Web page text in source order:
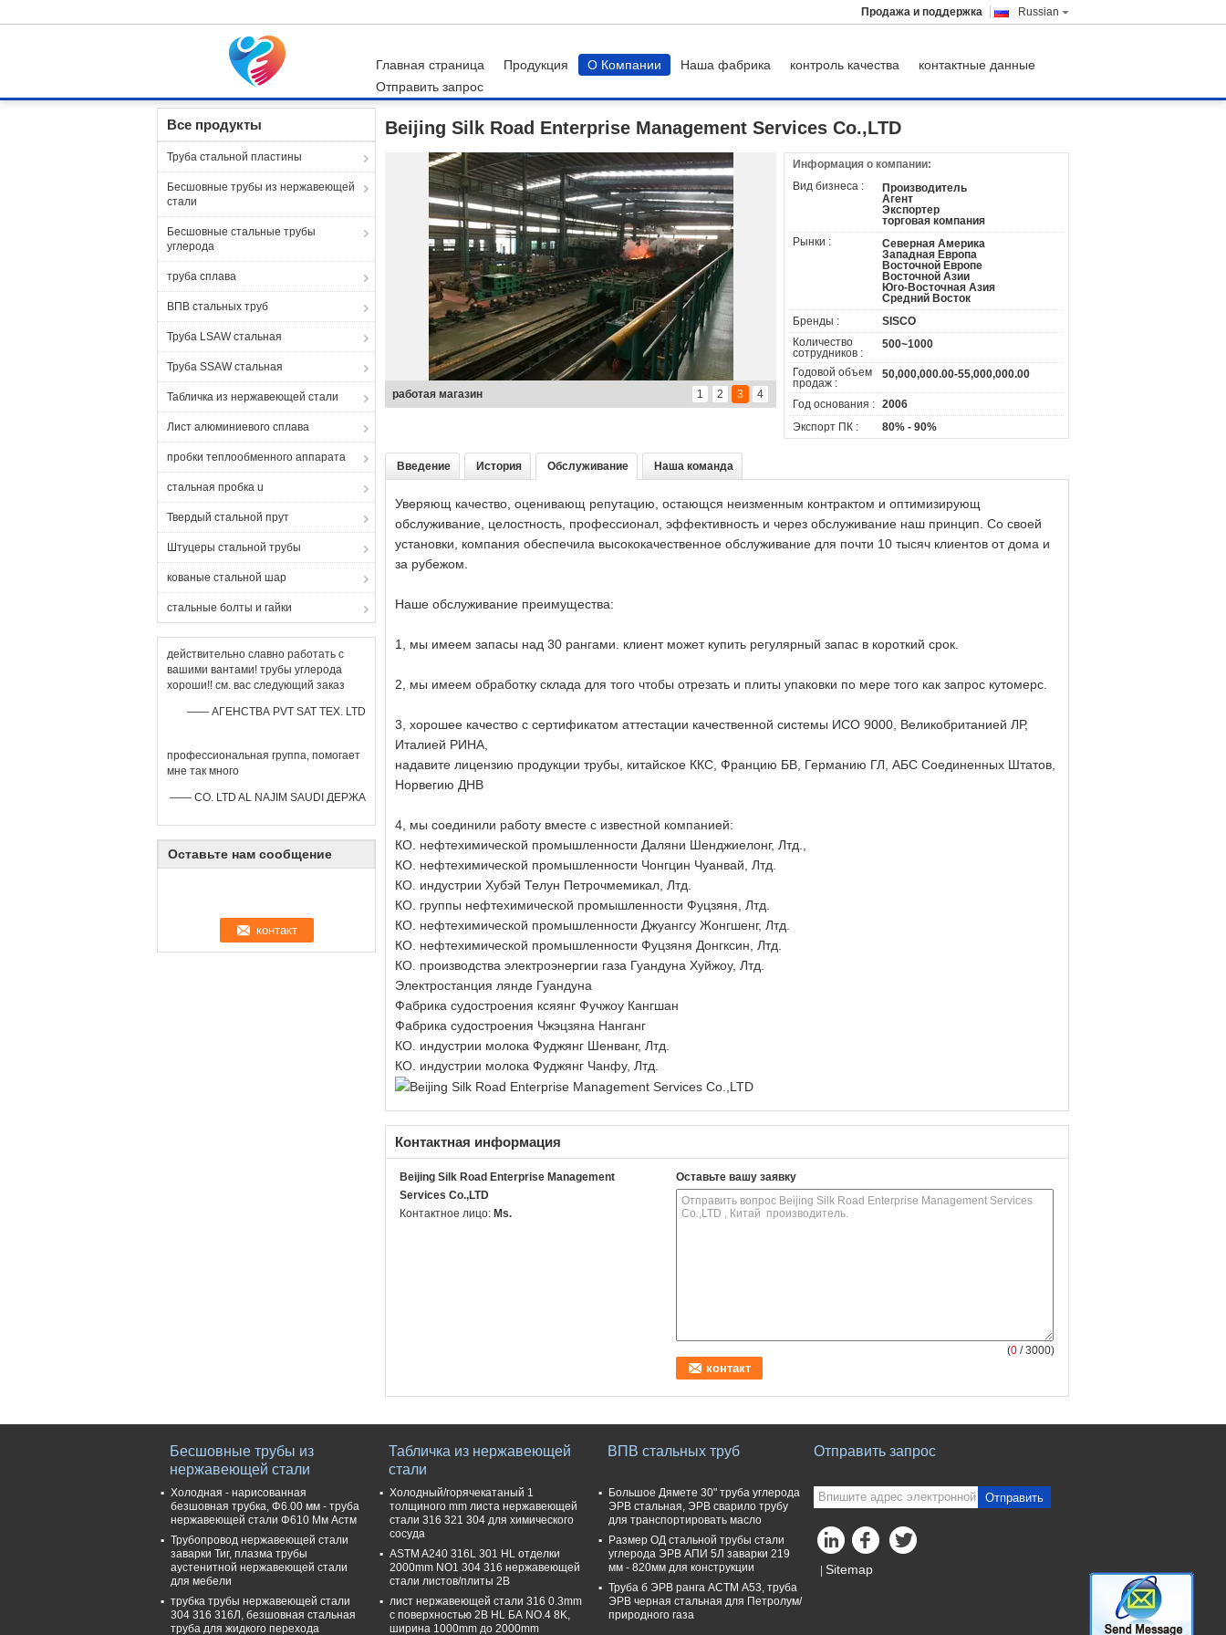
Russian
Продажа и поддержка
Главная страница Продукция О Компании Наша фабрика контроль качества
контактные данные
Отправить запрос
Обслуживание
Все продукты
Труба стальной пластины
Бесшовные трубы из нержавеющей
стали
Бесшовные стальные трубы
углерода
труба сплава
ВПВ стальных труб
Труба LSAW стальная
Труба SSAW стальная
Табличка из нержавеющей стали
Лист алюминиевого сплава
пробки теплообменного аппарата
стальная пробка u
Твердый стальной прут
Штуцеры стальной трубы
кованые стальной шар
стальные болты и гайки
действительно славно работать с
вашими вантами! трубы углерода
хороши!! см. вас следующий заказ
—— АГЕНСТВА PVT SAT TEX. LTD
профессиональная группа, помогает
мне так много
—— CO. LTD AL NAJIM SAUDI ДЕРЖА
Оставьте нам сообщение
Beijing Silk Road Enterprise Management Services Co.,LTD
1 2 3 4
Пакгауз плиты
Информация о компании:
Вид бизнеса :
Производитель
Агент
Экспортер
торговая компания
Рынки :
Северная Америка
Западная Европа
Восточной Европе
Восточной Азии
Юго-Восточная Азия
Средний Восток
Бренды :
SISCO
Количество
сотрудников :
500~1000
Годовой объем
продаж :
50,000,000.00-55,000,000.00
Год основания : 2006
Экспорт ПК :
80% - 90%
Введение История Обслуживание Наша команда
Уверяющ качество, оценивающ репутацию, остающся неизменным контрактом и оптимизирующ
обслуживание, целостность, профессионал, эффективность и через обслуживание наш принцип. Со своей
установки, компания обеспечила высококачественное обслуживание для почти 10 тысяч клиентов от дома и
за рубежом.
Наше обслуживание преимущества:
1, мы имеем запасы над 30 рангами. клиент может купить регулярный запас в короткий срок.
2, мы имеем обработку склада для того чтобы отрезать и плиты упаковки по мере того как запрос кутомерс.
3, хорошее качество с сертификатом аттестации качественной системы ИСО 9000, Великобританией ЛР,
Италией РИНА,
надавите лицензию продукции трубы, китайское ККС, Францию БВ, Германию ГЛ, АБС Соединенных Штатов,
Норвегию ДНВ
4, мы соединили работу вместе с известной компанией:
КО. нефтехимической промышленности Даляни Шенджиелонг, Лтд.,
КО. нефтехимической промышленности Чонгцин Чуанвай, Лтд.
КО. индустрии Хубэй Телун Петрочмемикал, Лтд.
КО. группы нефтехимической промышленности Фуцзяня, Лтд.
КО. нефтехимической промышленности Джуангсу Жонгшенг, Лтд.
КО. нефтехимической промышленности Фуцзяня Донгксин, Лтд.
КО. производства электроэнергии газа Гуандуна Хуйжоу, Лтд.
Электростанция лянде Гуандуна
Фабрика судостроения ксяянг Фучжоу Кангшан
Фабрика судостроения Чжэцзяна Нанганг
КО. индустрии молока Фуджянг Шенванг, Лтд.
КО. индустрии молока Фуджянг Чанфу, Лтд.
Контактная информация
Beijing Silk Road Enterprise Management
Services Co.,LTD
Контактное лицо: Ms.
Оставьте вашу заявку
(0 / 3000)
Бесшовные трубы из
нержавеющей стали
Холодная - нарисованная
безшовная трубка, Φ6.00 мм - труба
нержавеющей стали Φ610 Мм Астм
Трубопровод нержавеющей стали
заварки Тиг, плазма трубы
аустенитной нержавеющей стали
для мебели
трубка трубы нержавеющей стали
304 316 316Л, безшовная стальная
труба для жидкого перехода
Табличка из нержавеющей
стали
Холодный/горячекатаный 1
толщиного mm листа нержавеющей
стали 316 321 304 для химического
сосуда
ASTM A240 316L 301 HL отделки
2000mm NO1 304 316 нержавеющей
стали листов/плиты 2B
лист нержавеющей стали 316 0.3mm
с поверхностью 2B HL БА NO.4 8K,
ширина 1000mm до 2000mm
ВПВ стальных труб
Большое Дямете 30" труба углерода
ЭРВ стальная, ЭРВ сварило трубу
для транспортировать масло
Размер ОД стальной трубы стали
углерода ЭРВ АПИ 5Л заварки 219
мм - 820мм для конструкции
Труба б ЭРВ ранга АСТМ А53, труба
ЭРВ черная стальная для Петролум/
природного газа
Отправить запрос
Отправить
Sitemap